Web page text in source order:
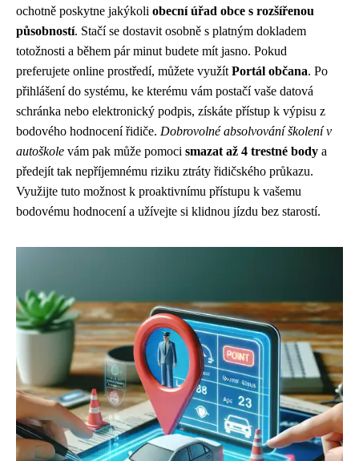
ochotně poskytne jakýkoli obecní úřad obce s rozšířenou
působností. Stačí se dostavit osobně s platným dokladem
totožnosti a během pár minut budete mít jasno. Pokud
preferujete online prostředí, můžete využít Portál občana. Po
přihlášení do systému, ke kterému vám postačí vaše datová
schránka nebo elektronický podpis, získáte přístup k výpisu z
bodového hodnocení řidiče. Dobrovolné absolvování školení v
autoškole vám pak může pomoci smazat až 4 trestné body a
předejít tak nepříjemnému riziku ztráty řidičského průkazu.
Využijte tuto možnost k proaktivnímu přístupu k vašemu
bodovému hodnocení a užívejte si klidnou jízdu bez starostí.